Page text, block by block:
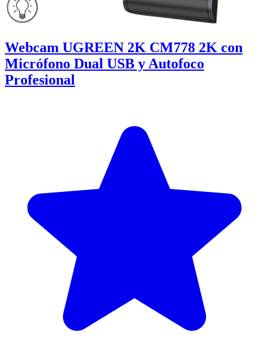
Webcam UGREEN 2K CM778 2K con
Micrófono Dual USB y Autofoco
Profesional